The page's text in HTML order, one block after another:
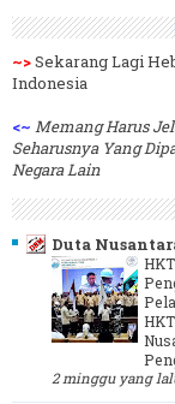
~>Sekarang Lagi
Indonesia
<~ Memang Harus
Seharusnya Yang
Negara Lain
Duta
2 minggu yang